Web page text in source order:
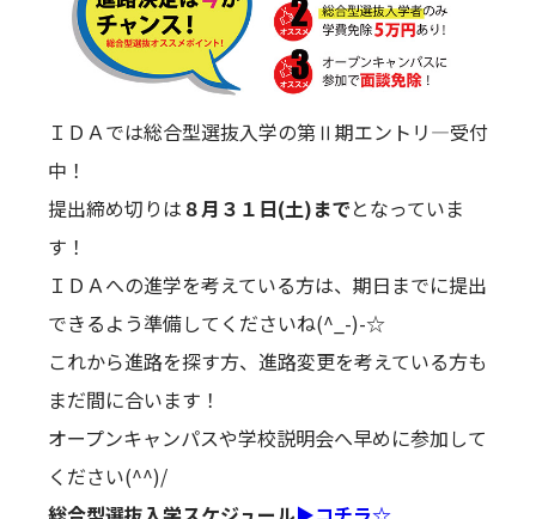
ＩＤＡでは総合型選抜入学の第Ⅱ期エントリ―受付
中！
提出締め切りは ８月３１日(土)までとなっていま
す！
ＩＤＡへの進学を考えている方は、期日までに提出
できるよう準備してくださいね(^_-)-☆
これから進路を探す方、進路変更を考えている方も
まだ間に合います！
オープンキャンパスや学校説明会へ早めに参加して
ください(^^)/